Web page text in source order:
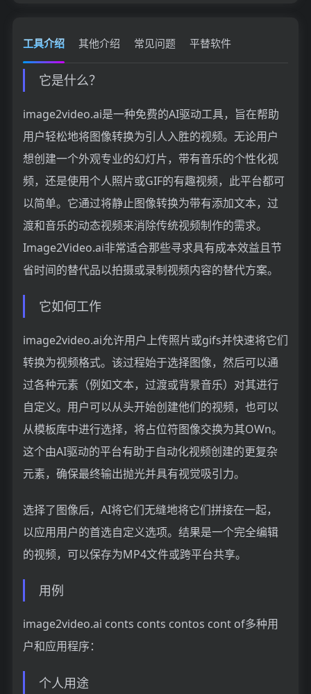
工具介绍 其他介绍 常见问题 平替软件
它是什么？
image2video.ai是一种免费的AI驱动工具，旨在帮助
用户轻松地将图像转换为引人入胜的视频。无论用户
想创建一个外观专业的幻灯片，带有音乐的个性化视
频，还是使用个人照片或GIF的有趣视频，此平台都可
以简单。它通过将静止图像转换为带有添加文本，过
渡和音乐的动态视频来消除传统视频制作的需求。
Image2Video.ai非常适合那些寻求具有成本效益且节
省时间的替代品以拍摄或录制视频内容的替代方案。
它如何工作
image2video.ai允许用户上传照片或gifs并快速将它们
转换为视频格式。该过程始于选择图像，然后可以通
过各种元素（例如文本，过渡或背景音乐）对其进行
自定义。用户可以从头开始创建他们的视频，也可以
从模板库中进行选择，将占位符图像交换为其OWn。
这个由AI驱动的平台有助于自动化视频创建的更复杂
元素，确保最终输出抛光并具有视觉吸引力。
选择了图像后，AI将它们无缝地将它们拼接在一起，
以应用用户的首选自定义选项。结果是一个完全编辑
的视频，可以保存为MP4文件或跨平台共享。
用例
image2video.ai conts conts contos cont of多种用
户和应用程序：
个人用途